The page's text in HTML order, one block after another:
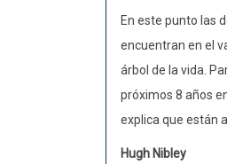
En este punto las
encuentran en el
árbol de la vida.
próximos 8 años
explica que están
Hugh Nibley